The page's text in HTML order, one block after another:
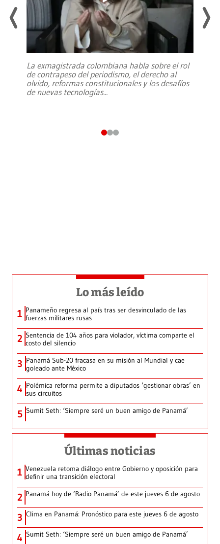
La exmagistrada colombiana habla sobre el rol
de contrapeso del periodismo, el derecho al
olvido, reformas constitucionales y los desafíos
de nuevas tecnologías...
Lo más leído
1 Panameño regresa al país tras ser desvinculado de las
fuerzas militares rusas
2 Sentencia de 104 años para violador, víctima comparte el
costo del silencio
3 Panamá Sub-20 fracasa en su misión al Mundial y cae
goleado ante México
4 Polémica reforma permite a diputados ‘gestionar obras’ en
sus circuitos
5 Sumit Seth: ‘Siempre seré un buen amigo de Panamá’
Últimas noticias
1 Venezuela retoma diálogo entre Gobierno y oposición para
definir una transición electoral
2 Panamá hoy de ‘Radio Panamá’ de este jueves 6 de agosto
3 Clima en Panamá: Pronóstico para este jueves 6 de agosto
4 Sumit Seth: ‘Siempre seré un buen amigo de Panamá’